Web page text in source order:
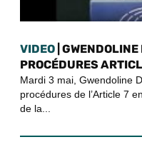
VIDEO |
PROCÉDURES
Mardi 3 mai, Gwendoline
procédures de l’Article 7
de la...